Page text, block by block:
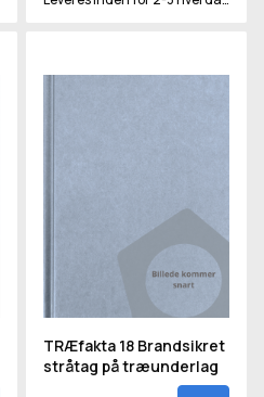
TRÆfakta 18 Brandsikret
stråtag på træunderlag